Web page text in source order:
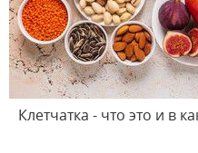
Клетчатка - что это и в